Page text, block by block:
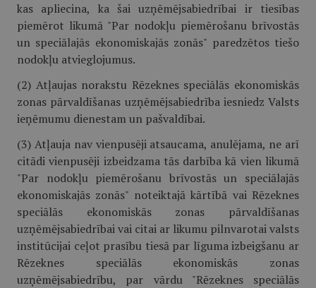
kas apliecina, ka šai uzņēmējsabiedrībai ir tiesības
piemērot likumā "Par nodokļu piemērošanu brīvostās
un speciālajās ekonomiskajās zonās" paredzētos tiešo
nodokļu atvieglojumus.
(2) Atļaujas norakstu Rēzeknes speciālās ekonomiskās
zonas pārvaldīšanas uzņēmējsabiedrība iesniedz Valsts
ieņēmumu dienestam un pašvaldībai.
(3) Atļauja nav vienpusēji atsaucama, anulējama, ne arī
citādi vienpusēji izbeidzama tās darbība kā vien likumā
"Par nodokļu piemērošanu brīvostās un speciālajās
ekonomiskajās zonās" noteiktajā kārtībā vai Rēzeknes
speciālās ekonomiskās zonas pārvaldīšanas
uzņēmējsabiedrībai vai citai ar likumu pilnvarotai valsts
institūcijai ceļot prasību tiesā par līguma izbeigšanu ar
Rēzeknes speciālās ekonomiskās zonas
uzņēmējsabiedrību, par vārdu "Rēzeknes speciālās